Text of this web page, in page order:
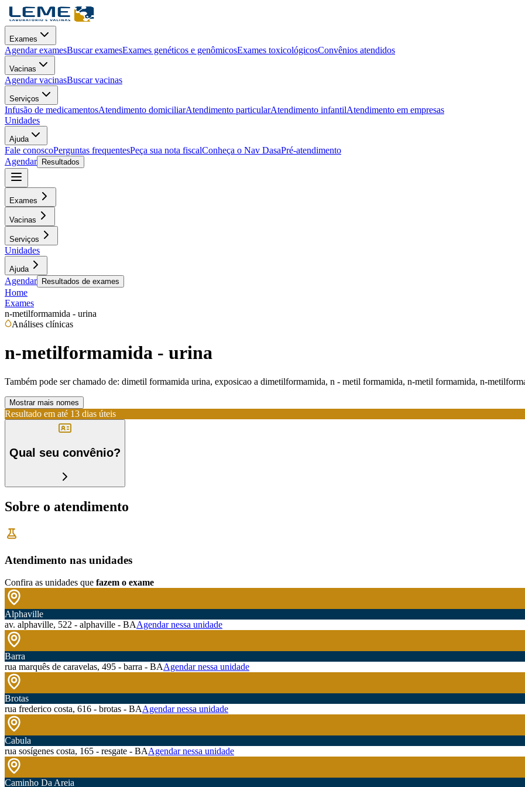
Exames
Agendar examesBuscar examesExames genéticos e genômicosExames toxicológicosConvênios atendidos
Vacinas
Agendar vacinasBuscar vacinas
Serviços
Infusão de medicamentosAtendimento domiciliarAtendimento particularAtendimento infantilAtendimento em empresas
Unidades
Ajuda
Fale conoscoPerguntas frequentesPeça sua nota fiscalConheça o Nav DasaPré-atendimento
Agendar
Resultados
Exames
Vacinas
Serviços
Unidades
Ajuda
Agendar Resultados de exames
Home
Exames
n-metilformamida - urina
Análises clínicas
n-metilformamida - urina
Também pode ser chamado de: dimetil formamida urina, exposicao a dimetilformamida, n - metil formamida, n-metil formamida, n-
Mostrar mais nomes
Resultado em até 13 dias úteis
Qual seu convênio?
Sobre o atendimento
Atendimento nas unidades
Confira as unidades que fazem o exame
Alphaville
av. alphaville, 522 - alphaville - BAAgendar nessa unidade
Barra
rua marquês de caravelas, 495 - barra - BAAgendar nessa unidade
Brotas
rua frederico costa, 616 - brotas - BAAgendar nessa unidade
Cabula
rua sosígenes costa, 165 - resgate - BAAgendar nessa unidade
Caminho Da Areia